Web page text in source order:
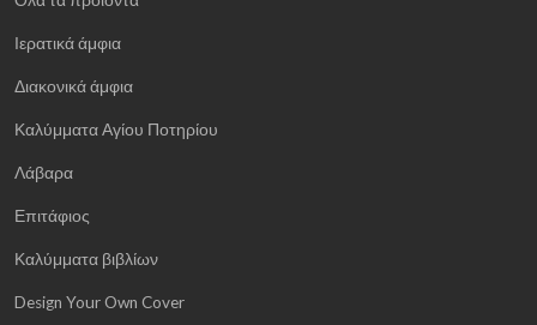
Ιερατικά άμφια
Διακονικά άμφια
Καλύμματα Αγίου Ποτηρίου
Λάβαρα
Επιτάφιος
Καλύμματα βιβλίων
Design Your Own Cover